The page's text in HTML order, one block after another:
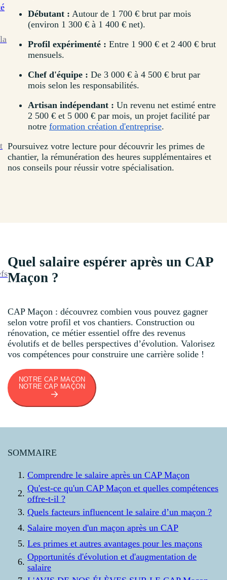
Débutant : Autour de 1 700 € brut par mois
(environ 1 300 € à 1 400 € net).
Profil expérimenté : Entre 1 900 € et 2 400 € brut
mensuels.
Chef d'équipe : De 3 000 € à 4 500 € brut par
mois selon les responsabilités.
Artisan indépendant : Un revenu net estimé entre
2 500 € et 5 000 € par mois, un projet facilité par
notre formation création d'entreprise.
Poursuivez votre lecture pour découvrir les primes de
chantier, la rémunération des heures supplémentaires et
nos conseils pour réussir votre spécialisation.
Quel salaire espérer après un CAP
Maçon ?
CAP Maçon : découvrez combien vous pouvez gagner
selon votre profil et vos chantiers. Construction ou
rénovation, ce métier essentiel offre des revenus
évolutifs et de belles perspectives d’évolution. Valorisez
vos compétences pour construire une carrière solide !
NOTRE CAP MAÇON
NOTRE CAP MAÇON
SOMMAIRE
Comprendre le salaire après un CAP Maçon
Qu'est-ce qu'un CAP Maçon et quelles compétences
offre-t-il ?
Quels facteurs influencent le salaire d’un maçon ?
Salaire moyen d'un maçon après un CAP
Les primes et autres avantages pour les maçons
Opportunités d'évolution et d'augmentation de
salaire